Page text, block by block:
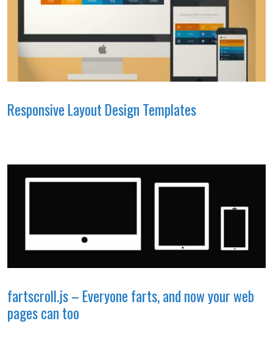
Responsive Layout Design Templates
fartscroll.js – Everyone farts, and now your web
pages can too